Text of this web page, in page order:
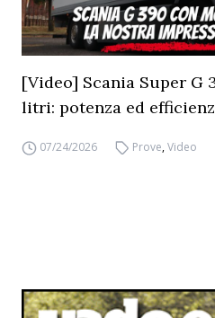
[Video] Scania Super G
litri: potenza ed
07/24/2026 Prove,Video